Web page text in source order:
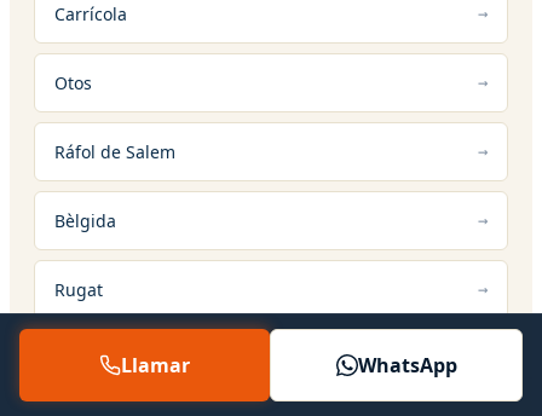
Carrícola
Otos
Ráfol de Salem
Bèlgida
Rugat
Llamar WhatsApp